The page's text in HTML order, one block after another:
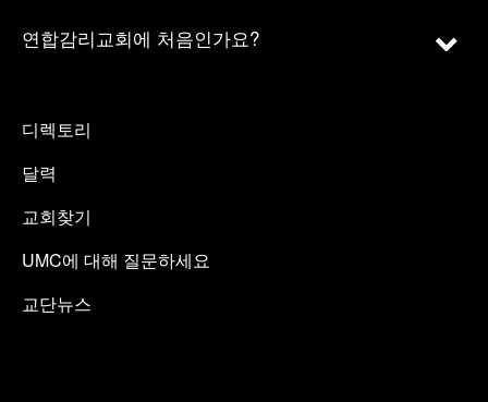
연합감리교회에 처음인가요?
디렉토리
달력
교회찾기
UMC에 대해 질문하세요
교단뉴스